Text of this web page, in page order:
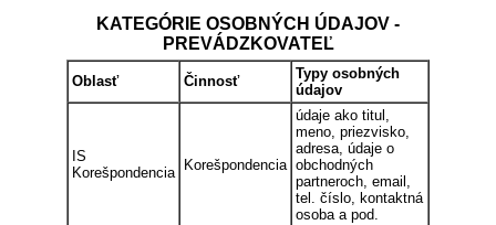
KATEGÓRIE OSOBNÝCH ÚDAJOV -
PREVÁDZKOVATEĽ
Oblasť Činnosť
Typy osobných
údajov
IS
Korešpondencia
Korešpondencia
údaje ako titul,
meno, priezvisko,
adresa, údaje o
obchodných
partneroch, email,
tel. číslo, kontaktná
osoba a pod.